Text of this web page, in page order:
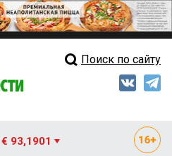
Свежий выпускПоиск по сайту
€ 93,1901